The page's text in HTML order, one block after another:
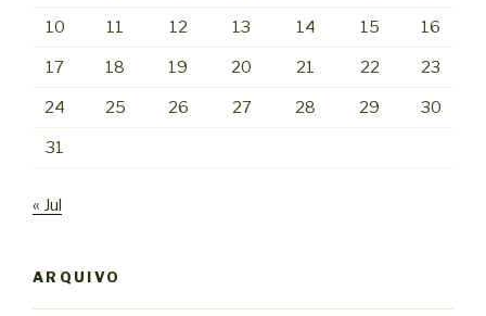
10 11 12 13 14 15 16
17 18 19 20 21 22 23
24 25 26 27 28 29 30
31
« Jul
ARQUIVO